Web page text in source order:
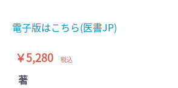
電子版はこちら(医書JP)
￥5,280 税込
著